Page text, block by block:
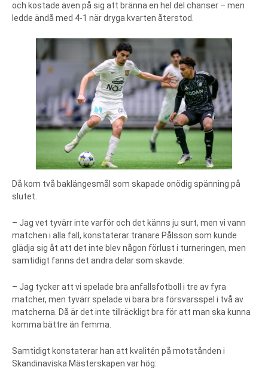
och kostade även på sig att bränna en hel del chanser – men
ledde ändå med 4-1 när dryga kvarten återstod.
Då kom två baklängesmål som skapade onödig spänning på
slutet.
– Jag vet tyvärr inte varför och det känns ju surt, men vi vann
matchen i alla fall, konstaterar tränare Pålsson som kunde
glädja sig åt att det inte blev någon förlust i turneringen, men
samtidigt fanns det andra delar som skavde:
– Jag tycker att vi spelade bra anfallsfotboll i tre av fyra
matcher, men tyvärr spelade vi bara bra försvarsspel i två av
matcherna. Då är det inte tillräckligt bra för att man ska kunna
komma bättre än femma.
Samtidigt konstaterar han att kvalitén på motstånden i
Skandinaviska Mästerskapen var hög: